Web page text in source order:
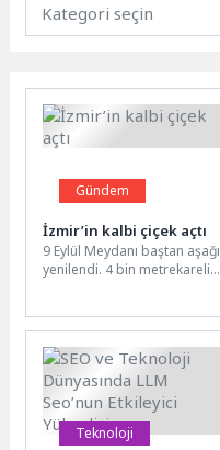
Gündem
İzmir’in kalbi çiçek açtı
9 Eylül Meydanı baştan aşağı
yenilendi. 4 bin metrekarelik
Teknoloji